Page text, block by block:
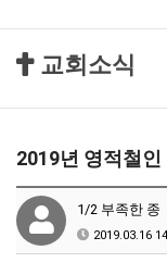
교회소식
2019년 영적철인
1/2 부족한 종
2019.03.16